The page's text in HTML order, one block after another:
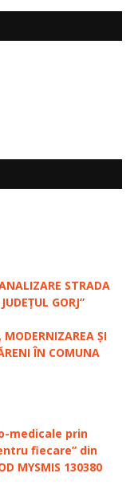
STRADA
GORJ”
MODERNIZAREA ȘI
ÎN COMUNA
medicale prin
fiecare” din
MYSMIS 130380